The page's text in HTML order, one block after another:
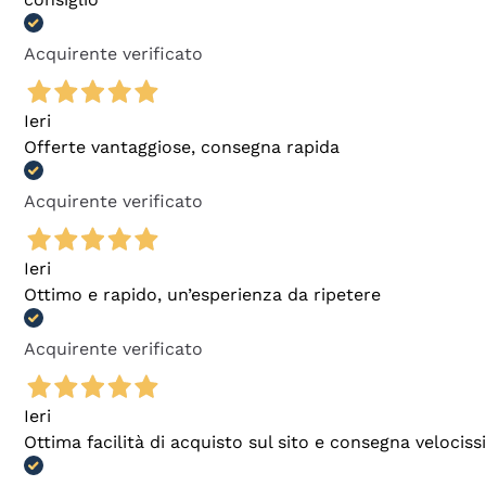
Acquirente verificato
Ieri
Offerte vantaggiose, consegna rapida
Acquirente verificato
Ieri
Ottimo e rapido, un’esperienza da ripetere
Acquirente verificato
Ieri
Ottima facilità di acquisto sul sito e consegna